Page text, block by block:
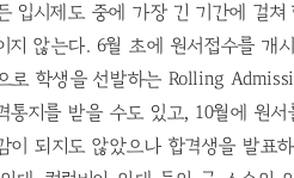
입시제도 중에 가장 긴 기간에 걸
지 않는다. 6월 초에 원서접수를 개
로 학생을 선발하는 Rolling
통지를 받을 수도 있고, 10월에 원
이 되지도 않았으나 합격생을 발표